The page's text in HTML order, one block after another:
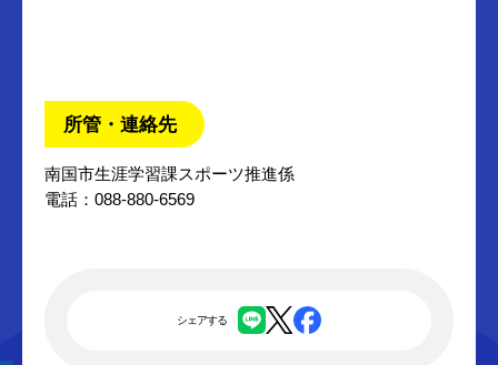
所管・連絡先
南国市生涯学習課スポーツ推進係
電話：088-880-6569
シェアする